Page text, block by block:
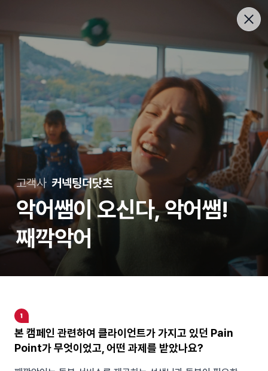
고객사 커넥팅더닷츠
악어쌤이 오신다, 악어쌤!
째깍악어
본 캠페인 관련하여 클라이언트가 가지고 있던 Pain
Point가 무엇이었고, 어떤 과제를 받았나요?